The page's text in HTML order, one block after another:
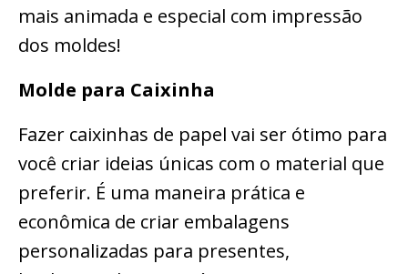
mais animada e especial com impressão
dos moldes!
Molde para Caixinha
Fazer caixinhas de papel vai ser ótimo para
você criar ideias únicas com o material que
preferir. É uma maneira prática e
econômica de criar embalagens
personalizadas para presentes,